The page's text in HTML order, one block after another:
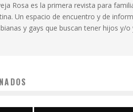
Rosa es la primera revista para
Un espacio de encuentro y de
y gays que buscan tener hijos y/o